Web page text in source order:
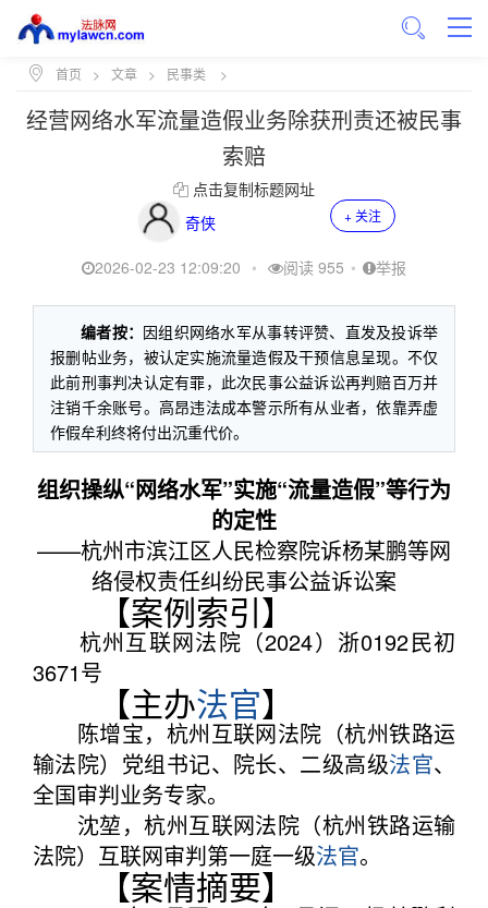
首页 > 文章 > 民事类 >
经营网络水军流量造假业务除获刑责还被民事
索赔
点击复制标题网址
奇侠
+ 关注
2026-02-23 12:09:20 • 阅读 955 • 举报
编者按： 因组织网络水军从事转评赞、直发及投诉举
报删帖业务，被认定实施流量造假及干预信息呈现。不仅
此前刑事判决认定有罪，此次民事公益诉讼再判赔百万并
注销千余账号。高昂违法成本警示所有从业者，依靠弄虚
作假牟利终将付出沉重代价。
组织操纵“网络水军”实施“流量造假”等行为
的定性
——杭州市滨江区人民检察院诉杨某鹏等网
络侵权责任纠纷民事公益诉讼案
【案例索引】
杭州互联网法院（2024）浙0192民初
3671号
【主办法官】
陈增宝，杭州互联网法院（杭州铁路运
输法院）党组书记、院长、二级高级法官、
全国审判业务专家。
沈堃，杭州互联网法院（杭州铁路运输
法院）互联网审判第一庭一级法官。
【案情摘要】